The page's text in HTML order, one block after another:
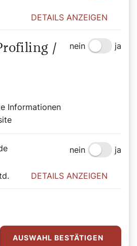
großer Begeisterung
Sohn und freue mich daran, ihm
gut gelingt – und daran,
wissen will.
besonderes Rezept
das ich in einem uralten
mehr zufällig entdeckt
von meinem Opa steckte es
Grunde ist es ein ganz
die Kekse schmecken
sogar eine Vollwert-Schoko-
DETAILS ANZEIGEN
/
Informationen
nein ja
nein ja
DETAILS ANZEIGEN
AUSWAHL BESTÄTIGEN